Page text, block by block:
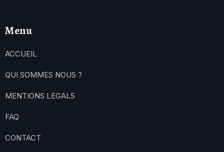
Menu
ACCUEIL
QUI SOMMES NOUS ?
MENTIONS LEGALS
FAQ
CONTACT